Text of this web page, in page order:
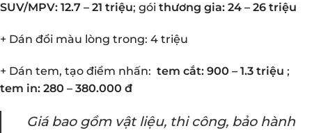
SUV/MPV: 12.7 – 21 triệu; gói thương gia: 24 – 26 triệu
+ Dán đổi màu lòng trong: 4 triệu
+ Dán tem, tạo điểm nhấn: tem cắt: 900 – 1.3 triệu ;
tem in: 280 – 380.000 đ
Giá bao gồm vật liệu, thi công, bảo hành